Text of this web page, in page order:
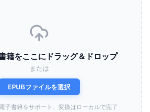
籍をここにドラッグ＆ドロップ
または
EPUBファイルを選択
子書籍をサポート、変換はローカルで完了